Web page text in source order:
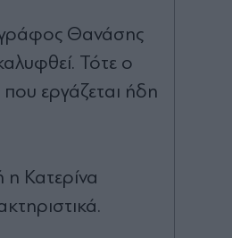
Θανάσης
Τότε ο
εργάζεται ήδη
η Κατερίνα